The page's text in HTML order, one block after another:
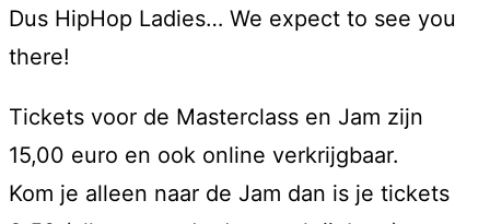
Dus HipHop Ladies… We expect to see you
there!
Tickets voor de Masterclass en Jam zijn
15,00 euro en ook online verkrijgbaar.
Kom je alleen naar de Jam dan is je tickets